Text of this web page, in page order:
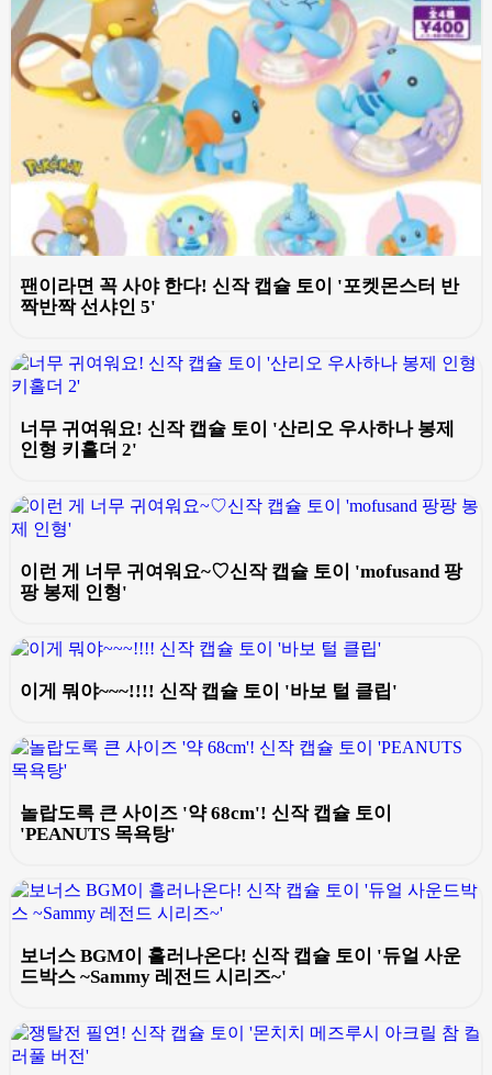
팬이라면 꼭 사야 한다! 신작 캡슐 토이 '포켓몬스터 반
짝반짝 선샤인 5'
너무 귀여워요! 신작 캡슐 토이 '산리오 우사하나 봉제
인형 키홀더 2'
이런 게 너무 귀여워요~♡신작 캡슐 토이 'mofusand 팡
팡 봉제 인형'
이게 뭐야~~~!!!! 신작 캡슐 토이 '바보 털 클립'
놀랍도록 큰 사이즈 '약 68cm'! 신작 캡슐 토이
'PEANUTS 목욕탕'
보너스 BGM이 흘러나온다! 신작 캡슐 토이 '듀얼 사운
드박스 ~Sammy 레전드 시리즈~'